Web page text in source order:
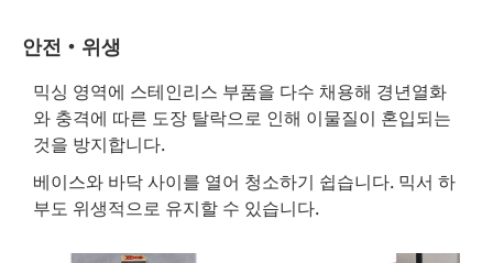
안전・위생
믹싱 영역에 스테인리스 부품을 다수 채용해 경년열화
와 충격에 따른 도장 탈락으로 인해 이물질이 혼입되는
것을 방지합니다.
베이스와 바닥 사이를 열어 청소하기 쉽습니다. 믹서 하
부도 위생적으로 유지할 수 있습니다.